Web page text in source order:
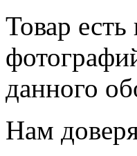
Товар
данного
Нам